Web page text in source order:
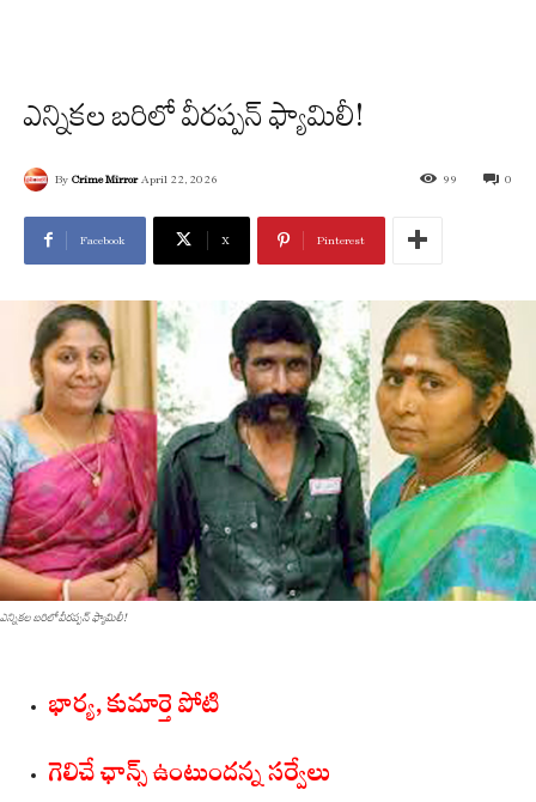
ఎన్నికల బరిలో వీరప్పన్ ఫ్యామిలీ!
By Crime Mirror April 22, 2026 0
99
Facebook X Pinterest
ఎన్నికల బరిలో వీరప్పన్ ఫ్యామిలీ!
భార్య, కుమార్తె పోటి
గెలిచే ఛాన్స్ ఉంటుందన్న సర్వేలు